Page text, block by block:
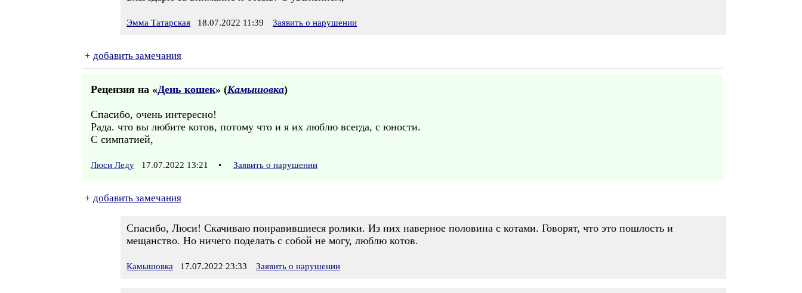
Эмма Татарская 18.07.2022 11:39 Заявить о нарушении
+ добавить замечания
Рецензия на «День кошек» (Камышовка)
Спасибо, очень интересно!
Рада. что вы любите котов, потому что и я их люблю всегда, с юности.
С симпатией,
Люси Леду 17.07.2022 13:21 • Заявить о нарушении
+ добавить замечания
Спасибо, Люси! Скачиваю понравившиеся ролики. Из них наверное половина с котами. Говорят, что это пошлость и
мещанство. Но ничего поделать с собой не могу, люблю котов.
Камышовка 17.07.2022 23:33 Заявить о нарушении